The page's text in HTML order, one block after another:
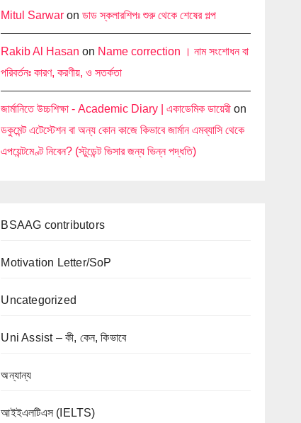
Mitul Sarwar onডাড স্কলারশিপঃ শুরু থেকে শেষের গল্প
Rakib Al Hasan on Name correction । নাম সংশোধন বা
পরিবর্তনঃ কারণ, করণীয়, ও সতর্কতা
জার্মানিতে উচ্চশিক্ষা - Academic Diary | একাডেমিক ডায়েরী on
ডকুমেন্ট এটেস্টেশন বা অন্য কোন কাজে কিভাবে জার্মান এমব্যাসি থেকে
এপয়েন্টমেণ্ট নিবেন? (স্টুডেন্ট ভিসার জন্য ভিন্ন পদ্ধতি)
BSAAG contributors
Motivation Letter/SoP
Uncategorized
Uni Assist – কী, কেন, কিভাবে
অন্যান্য
আইইএলটিএস (IELTS)